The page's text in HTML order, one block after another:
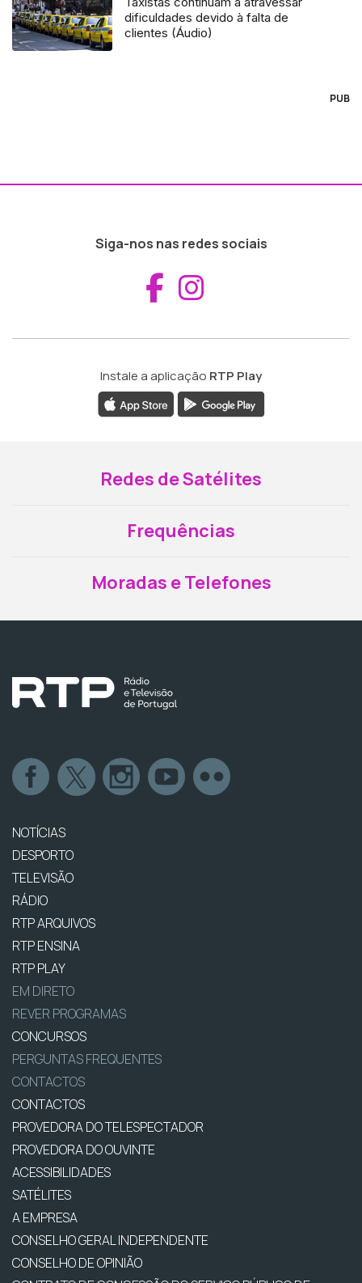
dificuldades devido à falta de
clientes (Áudio)
PUB
Siga-nos nas redes sociais
Aceder ao
Instale a aplicação RTP Play
Redes de Satélites
Frequências
Moradas e Telefones
NOTÍCIAS
DESPORTO
TELEVISÃO
RÁDIO
RTP ARQUIVOS
RTP ENSINA
RTP PLAY
EM DIRETO
REVER PROGRAMAS
CONCURSOS
PERGUNTAS FREQUENTES
CONTACTOS
CONTACTOS
PROVEDORA DO TELESPECTADOR
PROVEDORA DO OUVINTE
ACESSIBILIDADES
SATÉLITES
A EMPRESA
CONSELHO GERAL INDEPENDENTE
CONSELHO DE OPINIÃO